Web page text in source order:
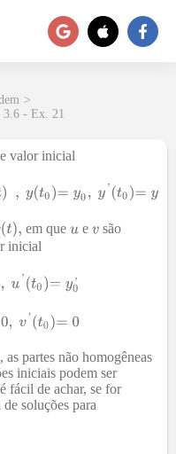
>
3.6 - Ex. 21
valor inicial
em que e
são
inicial
partes não homogêneas
iniciais podem ser
fácil de achar, se for
soluções para